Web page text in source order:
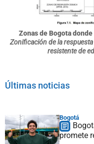
Zonas de Bogota
Zonificación de la
resistente de
Últimas noticias
Bogotá
promete